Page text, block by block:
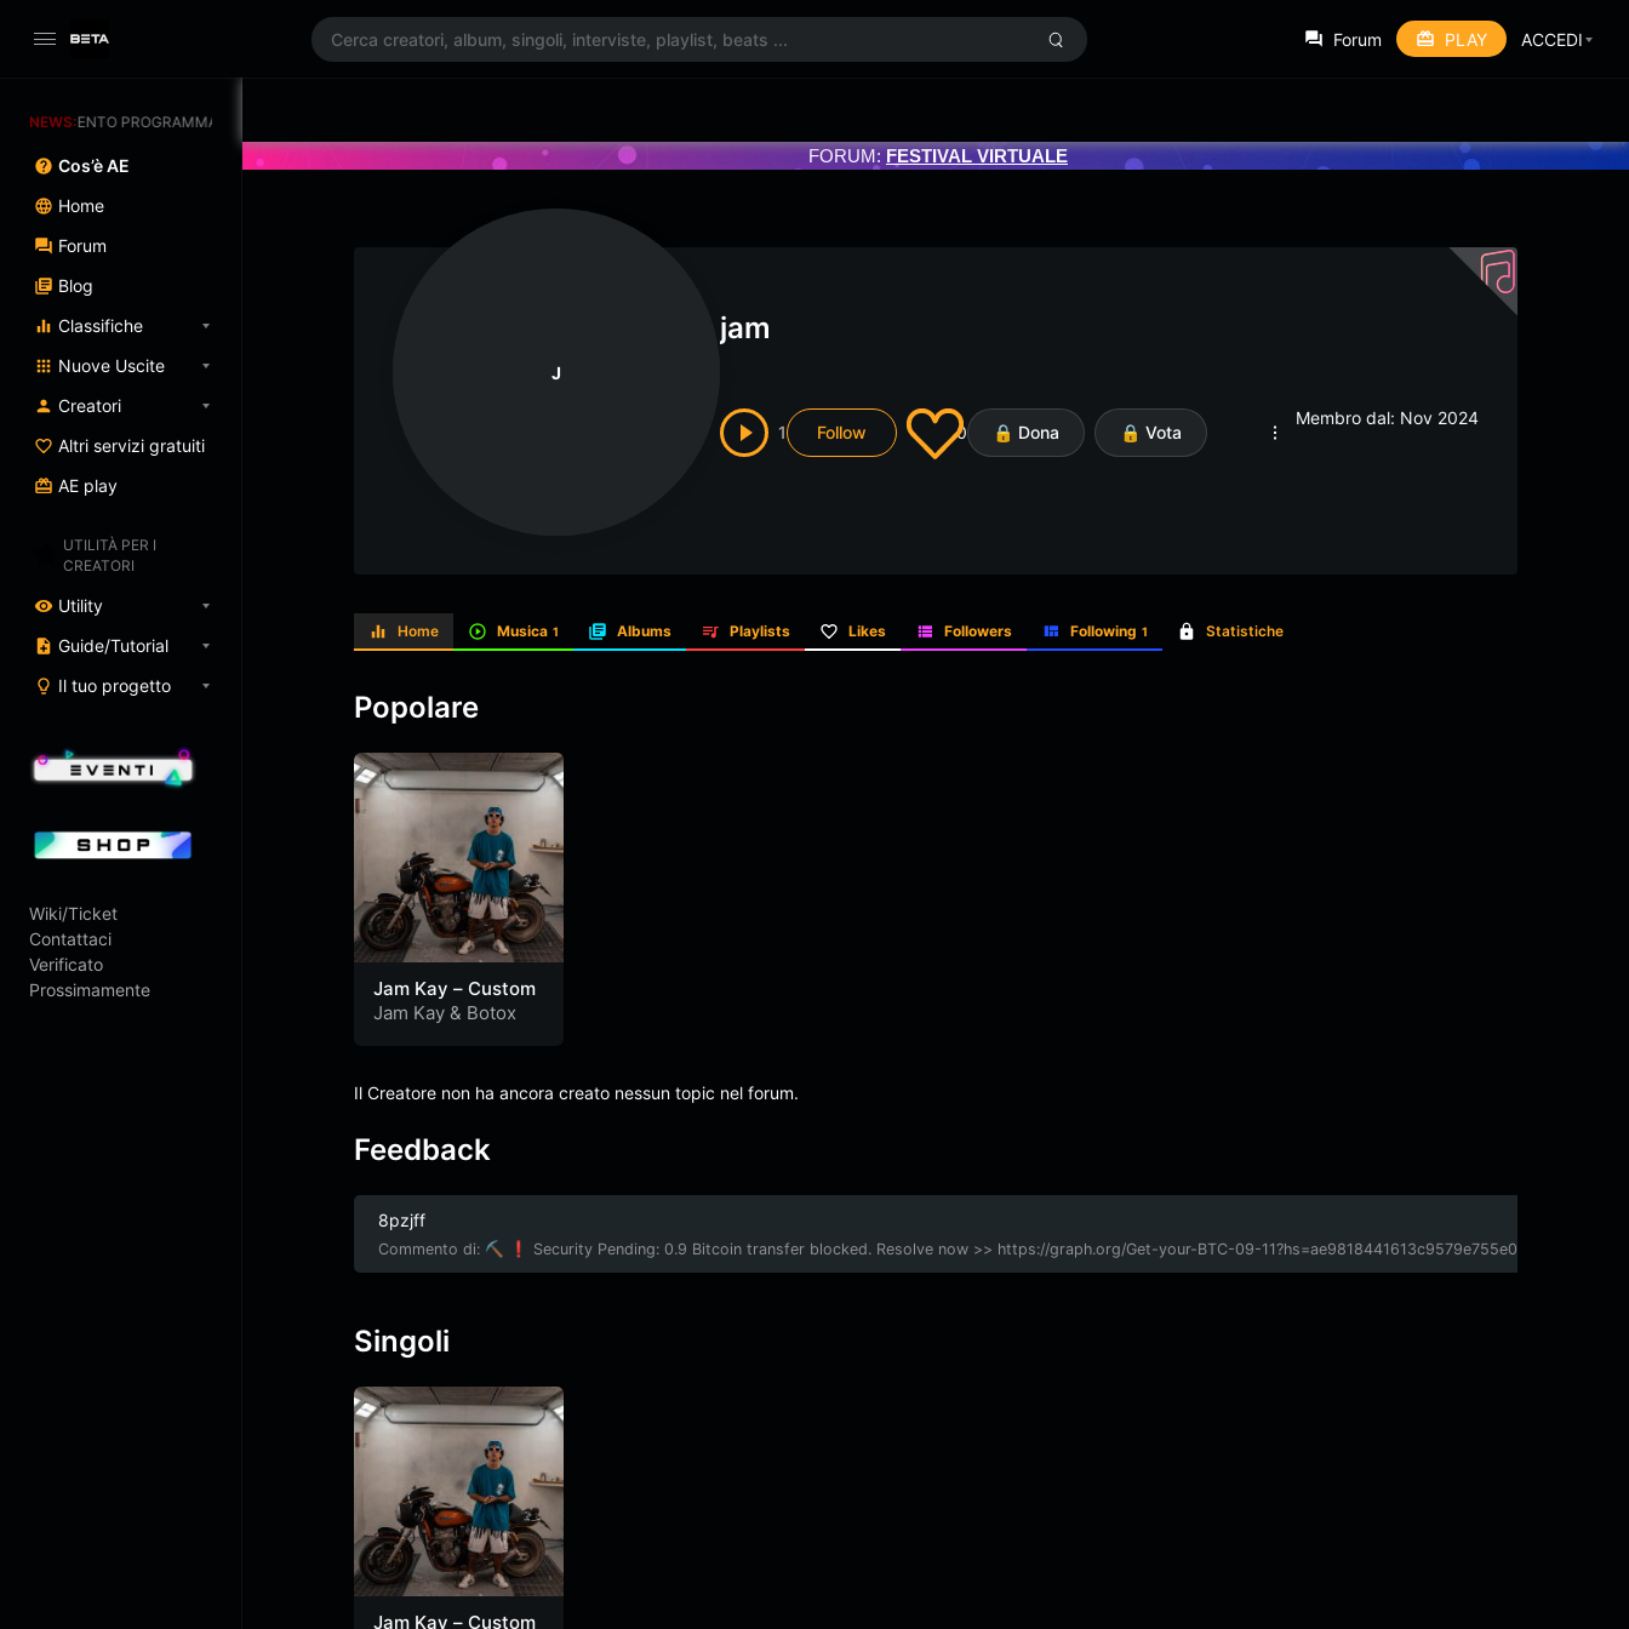
Forum PLAY ACCEDI
NEWS: PROGRAMMATO 3/07/2025
Cos’è AE
Home
Forum
Blog
Classifiche
Nuove Uscite
Creatori
Altri servizi gratuiti
AE play
UTILITÀ PER I
CREATORI
Utility
Guide/Tutorial
Il tuo progetto
Wiki/Ticket
Contattaci
Verificato
Prossimamente
FORUM: FESTIVAL VIRTUALE
J
jam
1 Follow 0 🔒 Dona 🔒 Vota
Membro dal: Nov 2024
Home Musica 1 Albums Playlists Likes Followers Following 1 Statistiche
Popolare
Jam Kay – Custom
Jam Kay & Botox
Il Creatore non ha ancora creato nessun topic nel forum.
Feedback
8pzjff
Commento di: ⛏ ❗ Security Pending: 0.9 Bitcoin transfer blocked. Resolve now >> https://graph.org/Get-your-BTC-09-11?hs=ae9818441613c9579e755e0841e7f05d& ⛏
Singoli
Jam Kay – Custom